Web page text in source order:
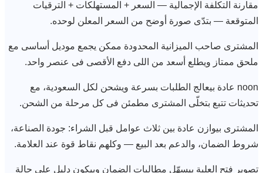
مقارنة التكلفة الإجمالية — السعر + المستهلكات + الترقيات
المتوقعة — بتدّى صورة أوضح من السعر المعلن لوحده.
المشترى صاحب الميزانية المحدودة ممكن يجمع موديل أساسى مع
ملحق ممتاز ويطلع أسعد من اللى دفع الأقصى فى عنصر واحد.
noon عادة بيعالج الطلبات بسرعة ويشحن لكل السعودية، مع
تحديثات تتبع بتخلّى المشترى مطمئن فى كل مرحلة من الشحن.
المشترى بيوازن عادة بين ثلاث عوامل قبل الشراء: جودة الصناعة،
شروط الضمان، والدعم بعد البيع — وكلهم نقاط قوة عند العلامة.
تصوير فتح العلبة بيسهّل مطالبات الضمان وبيكون دليل على حالة